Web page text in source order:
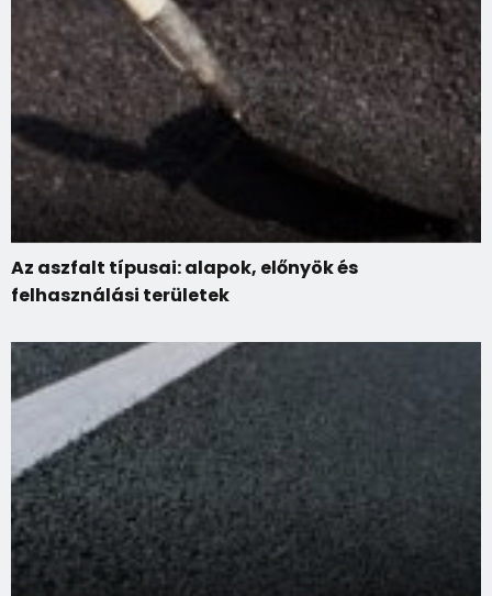
Az aszfalt típusai: alapok, előnyök és
felhasználási területek